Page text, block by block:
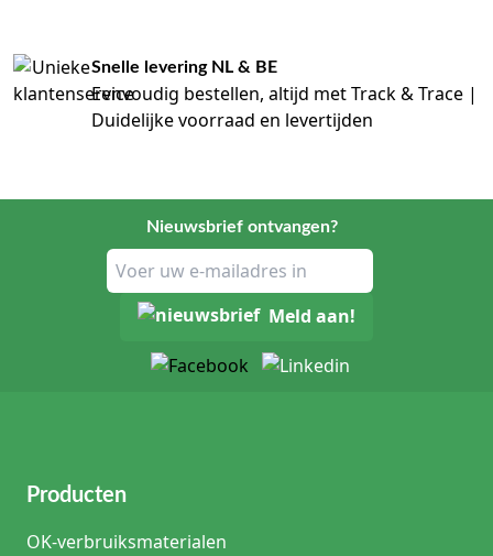
Snelle levering NL & BE
Eenvoudig bestellen, altijd met Track & Trace |
Duidelijke voorraad en levertijden
Nieuwsbrief ontvangen?
Meld aan!
Producten
OK-verbruiksmaterialen